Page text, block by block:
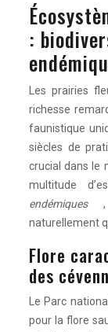
:
Les prairies
richesse
faunistique
siècles de
crucial dans le
multitude
endémiques
naturellement
Flore
des
Le Parc
pour la flore